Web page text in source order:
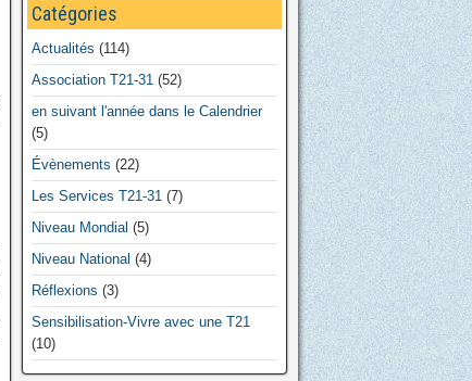
Catégories
Actualités (114)
Association T21-31 (52)
en suivant l'année dans le Calendrier
(5)
Évènements (22)
Les Services T21-31 (7)
Niveau Mondial (5)
Niveau National (4)
Réflexions (3)
Sensibilisation-Vivre avec une T21
(10)